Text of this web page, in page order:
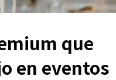
que
en eventos